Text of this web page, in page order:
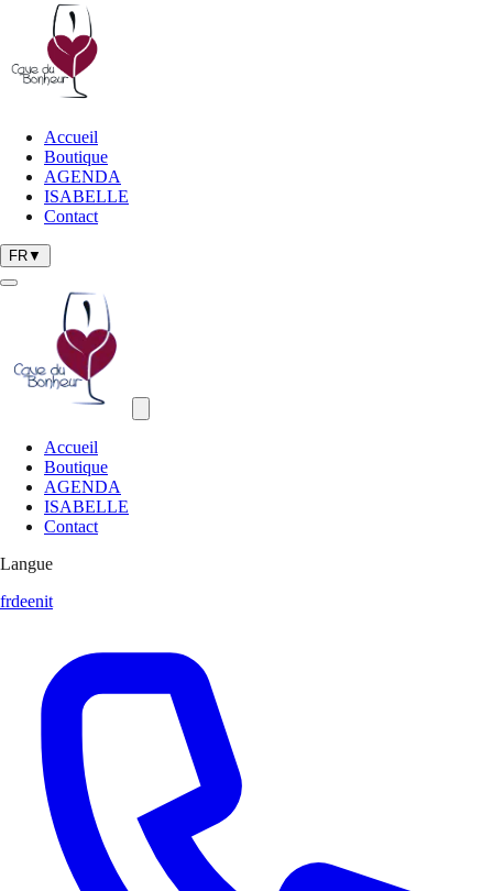
Aller au contenu principal
Accueil
Boutique
AGENDA
ISABELLE
Contact
FR▼
Menu de navigation
Accueil
Boutique
AGENDA
ISABELLE
Contact
Langue
frdeenit